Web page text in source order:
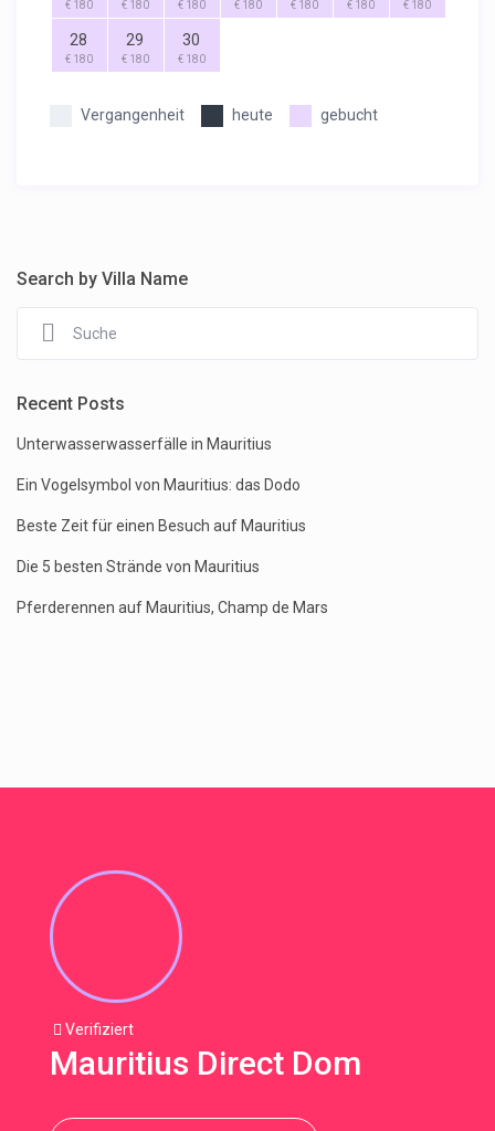
€ 180 € 180 € 180 € 180 € 180 € 180 € 180
28
€ 180
29
€ 180
30
€ 180
Vergangenheit heute gebucht
Search by Villa Name
Recent Posts
Unterwasserwasserfälle in Mauritius
Ein Vogelsymbol von Mauritius: das Dodo
Beste Zeit für einen Besuch auf Mauritius
Die 5 besten Strände von Mauritius
Pferderennen auf Mauritius, Champ de Mars
Verifiziert
Mauritius Direct Dom